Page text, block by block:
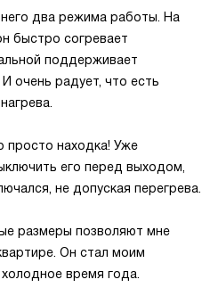
два режима работы. На
быстро согревает
поддерживает
очень радует, что есть
просто находка! Уже
его перед выходом,
не допуская перегрева.
размеры позволяют мне
Он стал моим
время года.